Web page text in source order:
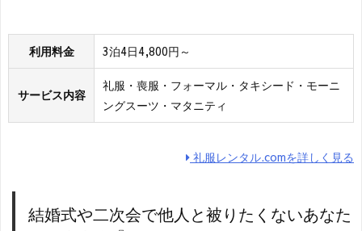
利用料金 3泊4日4,800円～
サービス内容
礼服・喪服・フォーマル・タキシード・モーニ
ングスーツ・マタニティ
礼服レンタル.comを詳しく見る
結婚式や二次会で他人と被りたくないあなた